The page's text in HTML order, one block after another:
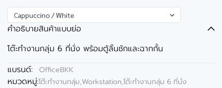
Cappuccino / White
คำอธิบายสินค้าแบบย่อ
โต๊ะทำงานกลุ่ม 6 ที่นั่ง พร้อมตู้ลิ้นชักและฉากกั้น
แบรนด์:
OfficeBKK
หมวดหมู่:โต๊ะทำงานกลุ่ม,Workstation,โต๊ะทำงานกลุ่ม 6 ที่นั่ง